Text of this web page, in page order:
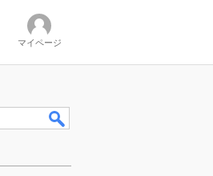
マイページ